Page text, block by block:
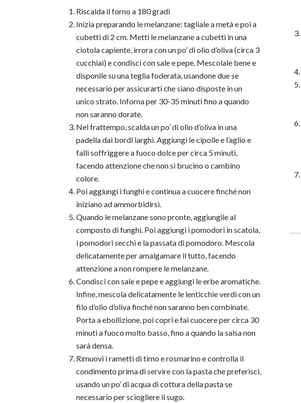
Riscalda il forno a 180 gradi
Inizia preparando le melanzane: tagliale a metà e poi a
cubetti di 2 cm. Metti le melanzane a cubetti in una
ciotola capiente, irrora con un po’ di olio d’oliva (circa 3
cucchiai) e condisci con sale e pepe. Mescolale bene e
disponile su una teglia foderata, usandone due se
necessario per assicurarti che siano disposte in un
unico strato. Inforna per 30-35 minuti fino a quando
non saranno dorate.
Nel frattempo, scalda un po’ di olio d’oliva in una
padella dai bordi larghi. Aggiungi le cipolle e l’aglio e
falli soffriggere a fuoco dolce per circa 5 minuti,
facendo attenzione che non si brucino o cambino
colore.
Poi aggiungi i funghi e continua a cuocere finché non
iniziano ad ammorbidirsi.
Quando le melanzane sono pronte, aggiungile al
composto di funghi. Poi aggiungi i pomodori in scatola,
i pomodori secchi e la passata di pomodoro. Mescola
delicatamente per amalgamare il tutto, facendo
attenzione a non rompere le melanzane.
Condisci con sale e pepe e aggiungi le erbe aromatiche.
Infine, mescola delicatamente le lenticchie verdi con un
filo d’olio d’oliva finché non saranno ben combinate.
Porta a ebollizione, poi copri e fai cuocere per circa 30
minuti a fuoco molto basso, fino a quando la salsa non
sarà densa.
Rimuovi i rametti di timo e rosmarino e controlla il
condimento prima di servire con la pasta che preferisci,
usando un po’ di acqua di cottura della pasta se
necessario per sciogliere il sugo.